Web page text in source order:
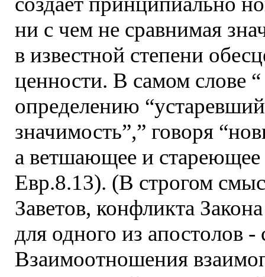
ни с чем не сравнимая
в известной степени
ценности. В самом слове
определению
значимость”,” говоря
а ветшающее и
Евр.8.13). (В строгом
Заветов, конфликта
для одного из апостолов -
Взаимоотношения